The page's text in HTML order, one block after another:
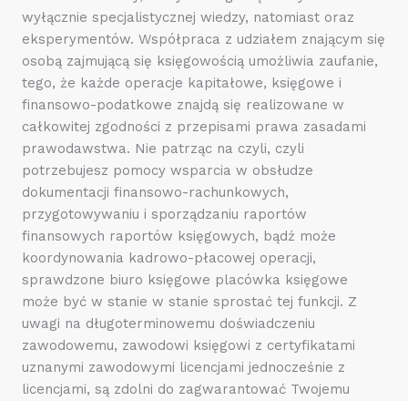
wyłącznie specjalistycznej wiedzy, natomiast oraz
eksperymentów. Współpraca z udziałem znającym się
osobą zajmującą się księgowością umożliwia zaufanie,
tego, że każde operacje kapitałowe, księgowe i
finansowo-podatkowe znajdą się realizowane w
całkowitej zgodności z przepisami prawa zasadami
prawodawstwa. Nie patrząc na czyli, czyli
potrzebujesz pomocy wsparcia w obsłudze
dokumentacji finansowo-rachunkowych,
przygotowywaniu i sporządzaniu raportów
finansowych raportów księgowych, bądź może
koordynowania kadrowo-płacowej operacji,
sprawdzone biuro księgowe placówka księgowe
może być w stanie w stanie sprostać tej funkcji. Z
uwagi na długoterminowemu doświadczeniu
zawodowemu, zawodowi księgowi z certyfikatami
uznanymi zawodowymi licencjami jednocześnie z
licencjami, są zdolni do zagwarantować Twojemu